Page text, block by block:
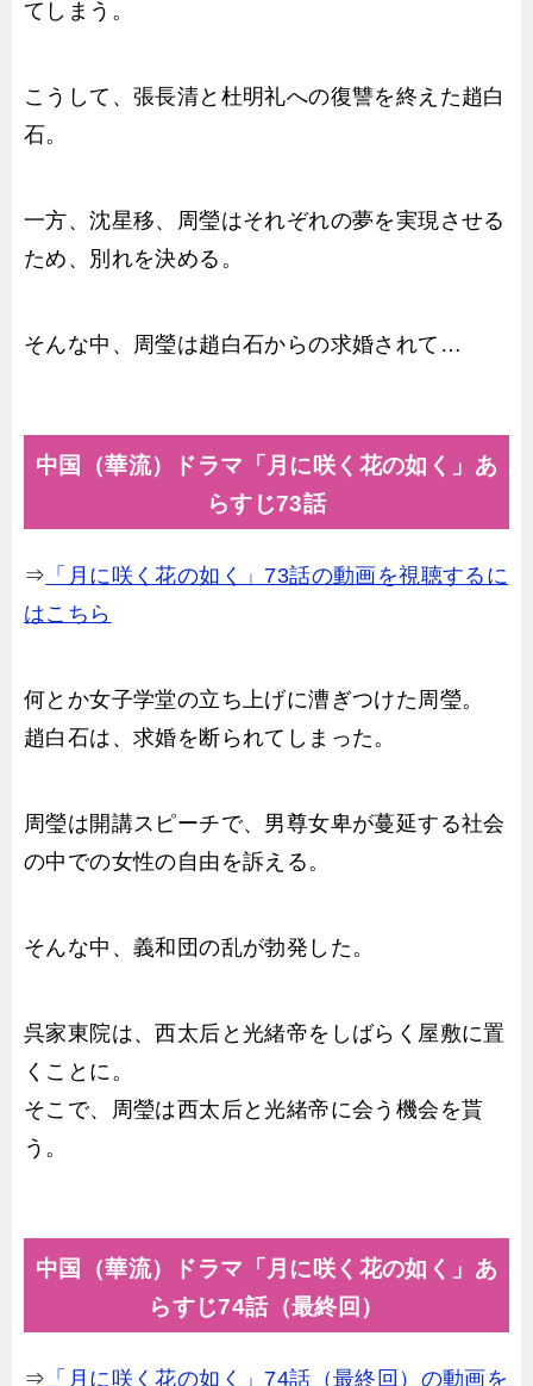
てしまう。
こうして、張長清と杜明礼への復讐を終えた趙白
石。
一方、沈星移、周瑩はそれぞれの夢を実現させる
ため、別れを決める。
そんな中、周瑩は趙白石からの求婚されて…
中国（華流）ドラマ「月に咲く花の如く」あ
らすじ73話
⇒ 「月に咲く花の如く」73話の動画を視聴するに
はこちら
何とか女子学堂の立ち上げに漕ぎつけた周瑩。
趙白石は、求婚を断られてしまった。
周瑩は開講スピーチで、男尊女卑が蔓延する社会
の中での女性の自由を訴える。
そんな中、義和団の乱が勃発した。
呉家東院は、西太后と光緒帝をしばらく屋敷に置
くことに。
そこで、周瑩は西太后と光緒帝に会う機会を貰
う。
中国（華流）ドラマ「月に咲く花の如く」あ
らすじ74話（最終回）
⇒ 「月に咲く花の如く」74話（最終回）の動画を